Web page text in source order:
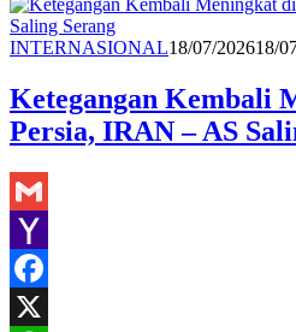
Share
INTERNASIONALRedaksi
18/07/202618/
Ketegangan Kembali
Persia, IRAN – AS
Gmail
Yahoo
Mail
Facebook